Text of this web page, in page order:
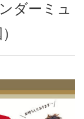
ダーミュ